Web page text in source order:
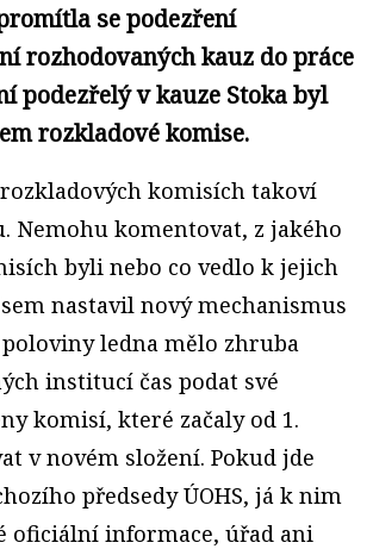
se podezření
rozhodovaných kauz do práce
podezřelý v kauze Stoka byl
rozkladové komise.
komisích takoví
Nemohu komentovat, z jakého
byli nebo co vedlo k jejich
nastavil nový mechanismus
ledna mělo zhruba
institucí čas podat své
komisí, které začaly od 1.
v novém složení. Pokud jde
předsedy ÚOHS, já k nim
oficiální informace, úřad ani